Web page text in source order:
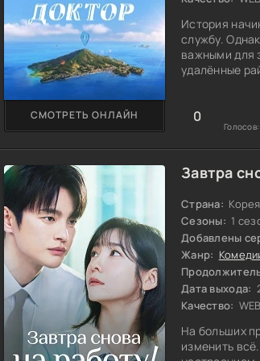
История
службу.
важными для
удалённые
СМОТРЕТЬ ОНЛАЙН 0
Голосов:
Завтра
Страна:
Сезоны: 1
Добавлены
Жанр:
Дата выхода:
Качество:
На больших
изменить